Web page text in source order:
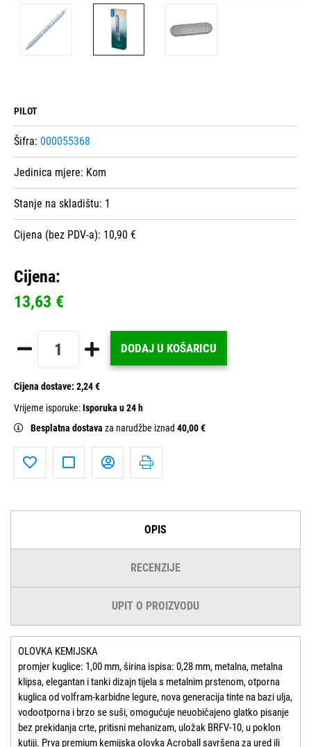
PILOT
Šifra: 000055368
Jedinica mjere: Kom
Stanje na skladištu: 1
Cijena (bez PDV-a): 10,90 €
Cijena:
13,63 €
DODAJ U KOŠARICU
Cijena dostave: 2,24 €
Vrijeme isporuke:Isporuka u 24 h
Besplatna dostava za narudžbe iznad 40,00 €
OPIS
RECENZIJE
UPIT O PROIZVODU
OLOVKA KEMIJSKA
promjer kuglice: 1,00 mm, širina ispisa: 0,28 mm, metalna, metalna
klipsa, elegantan i tanki dizajn tijela s metalnim prstenom, otporna
kuglica od volfram-karbidne legure, nova generacija tinte na bazi ulja,
vodootporna i brzo se suši, omogućuje neuobičajeno glatko pisanje
bez prekidanja crte, pritisni mehanizam, uložak BRFV-10, u poklon
kutiji. Prva premium kemijska olovka Acroball savršena za ured ili